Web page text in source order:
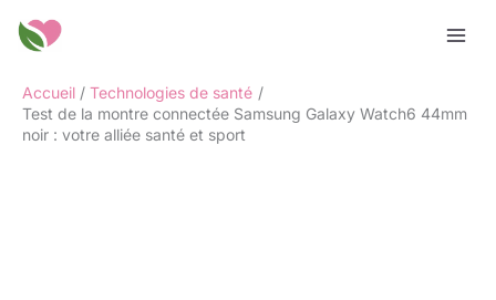
Accueil
Technologies de santé
Test de la montre connectée Samsung Galaxy Watch6 44mm
noir : votre alliée santé et sport